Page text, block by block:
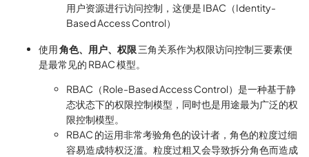
用户资源进行访问控制，这便是 IBAC（Identity-
Based Access Control）
使用角色、用户、权限 三角关系作为权限访问控制三要素便
是最常见的 RBAC 模型。
RBAC（Role-Based Access Control）是一种基于静
态状态下的权限控制模型，同时也是用途最为广泛的权
限控制模型。
RBAC 的运用非常考验角色的设计者，角色的粒度过细
容易造成特权泛滥。粒度过粗又会导致拆分角色而造成